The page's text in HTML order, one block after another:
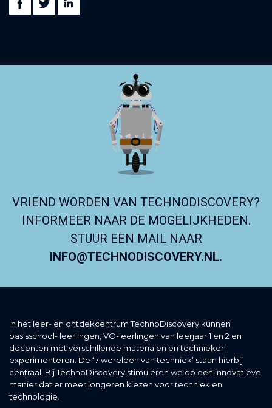
VRIEND WORDEN VAN TECHNODISCOVERY?
INFORMEER NAAR DE MOGELIJKHEDEN.
STUUR EEN MAIL NAAR
INFO@TECHNODISCOVERY.NL.
In het leer- en ontdekcentrum TechnoDiscovery kunnen
basisschool- leerlingen, VO-leerlingen van leerjaar 1 en 2 en
docenten met verschillende materialen en technieken
experimenteren. De ‘7 werelden van techniek’ staan hierbij
centraal. Bij TechnoDiscovery stimuleren we op een innovatieve
manier dat er meer jongeren kiezen voor techniek en
technologie.